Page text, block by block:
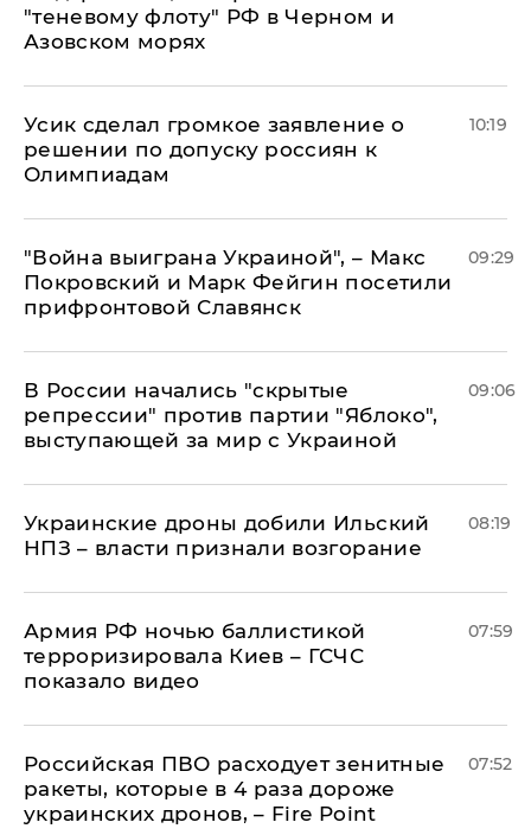
"теневому флоту" РФ в Черном и
Азовском морях
Усик сделал громкое заявление о
решении по допуску россиян к
Олимпиадам
10:19
"Война выиграна Украиной", – Макс
Покровский и Марк Фейгин посетили
прифронтовой Славянск
09:29
В России начались "скрытые
репрессии" против партии "Яблоко",
выступающей за мир с Украиной
09:06
Украинские дроны добили Ильский
НПЗ – власти признали возгорание
08:19
Армия РФ ночью баллистикой
терроризировала Киев – ГСЧС
показало видео
07:59
Российская ПВО расходует зенитные
ракеты, которые в 4 раза дороже
украинских дронов, – Fire Point
07:52